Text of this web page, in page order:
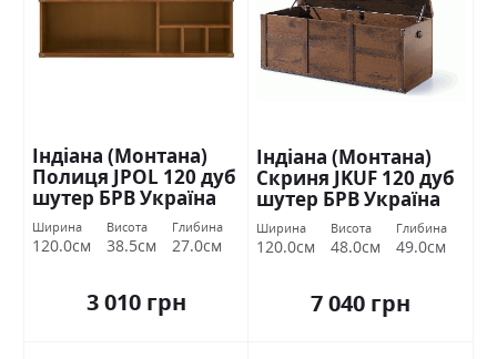
Індіана (Монтана)
Полиця JPOL 120 дуб
шутер БРВ Україна
Ширина
120.0см
Висота
38.5см
Глибина
27.0см
3 010 грн
Індіана (Монтана)
Скриня JKUF 120 дуб
шутер БРВ Україна
Ширина
120.0см
Висота
48.0см
Глибина
49.0см
7 040 грн